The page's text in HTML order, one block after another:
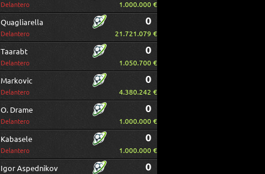
Delantero 1.000.000 €
Quagliarella
Delantero
0
21.721.079 €
Taarabt
Delantero
0
1.050.700 €
Markovic
Delantero
0
4.380.242 €
O. Drame
Delantero
0
1.000.000 €
Kabasele
Delantero
0
1.000.000 €
Igor Aspednikov 0